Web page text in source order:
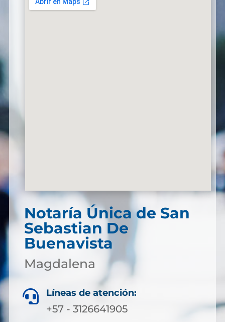
Notaría Única de San
Sebastian De
Buenavista
Magdalena
 Líneas de atención:
+57 - 3126641905